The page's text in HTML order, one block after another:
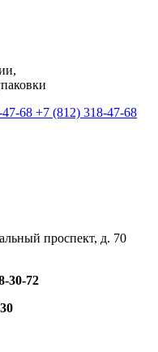
68 +7 (812) 318-47-68
проспект, д. 70
30-72